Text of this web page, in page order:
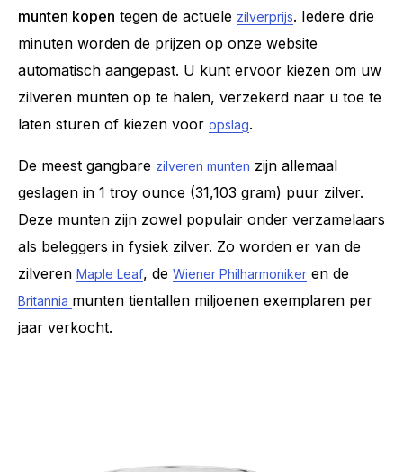
munten kopen tegen de actuele zilverprijs. Iedere drie
minuten worden de prijzen op onze website
automatisch aangepast. U kunt ervoor kiezen om uw
zilveren munten op te halen, verzekerd naar u toe te
laten sturen of kiezen voor opslag.
De meest gangbare zilveren munten zijn allemaal
geslagen in 1 troy ounce (31,103 gram) puur zilver.
Deze munten zijn zowel populair onder verzamelaars
als beleggers in fysiek zilver. Zo worden er van de
zilveren Maple Leaf, de Wiener Philharmoniker en de
Britannia munten tientallen miljoenen exemplaren per
jaar verkocht.